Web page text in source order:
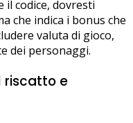
codice, dovresti
che indica i bonus che
valuta di gioco,
dei personaggi.
riscatto e